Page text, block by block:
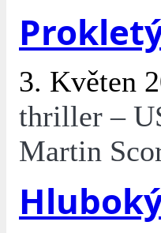
3. Květen
thriller –
Martin